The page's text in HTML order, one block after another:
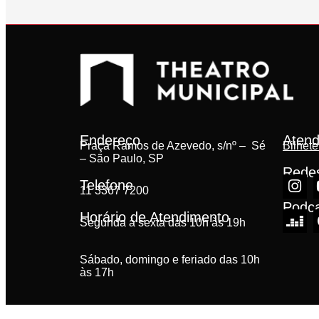
Endereço
Praça Ramos de Azevedo, s/nº – Sé
– São Paulo, SP
Telefone
11 3367 7200
Horário de Atendimento
Segunda à sexta das 10h às 19h
Sábado, domingo e feriado das 10h
às 17h